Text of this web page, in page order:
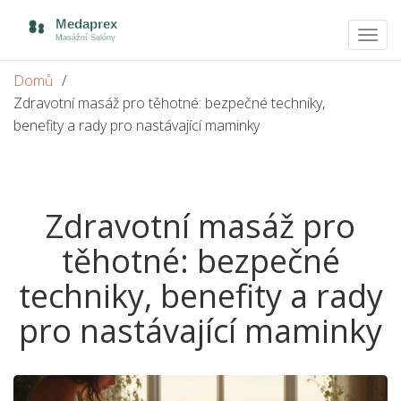
Domů
Zdravotní masáž pro těhotné: bezpečné techniky,
benefity a rady pro nastávající maminky
Zdravotní masáž pro
těhotné: bezpečné
techniky, benefity a rady
pro nastávající maminky